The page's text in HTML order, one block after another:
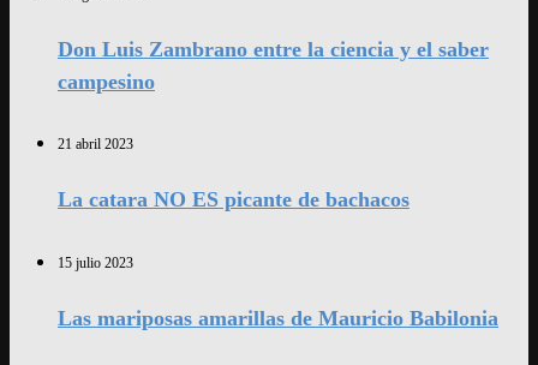
Don Luis Zambrano entre la ciencia y el saber
campesino
21 abril 2023
La catara NO ES picante de bachacos
15 julio 2023
Las mariposas amarillas de Mauricio Babilonia